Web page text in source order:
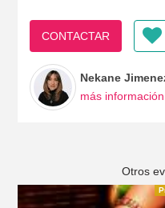
CONTACTAR
Nekane
más información
Otros